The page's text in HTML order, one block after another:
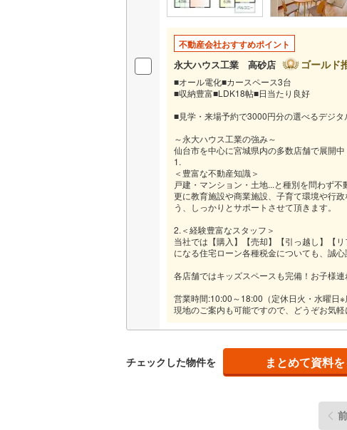
不動産会社おすすめポイント
永大ハウス工業 高砂店 ゴールド
■オール電化■カースペース3台
■収納豊富■LDK18帖■日当たり良好
■見学・来場予約で3000円分の選べるデジ
～永大ハウス工業の強み～
仙台市を中心に宮城県内の多数店舗で展開
1.
＜豊富な不動産知識＞
戸建・マンション・土地...と種別を問わず不
更に教育施設や商業施設、子育て環境や行
う、しっかりとサポートさせて頂きます。
2.＜経験豊富なスタッフ＞
当社では【購入】【売却】【引っ越し】【
になる住宅ローン各種税金についても、誠心
各店舗ではキッズスペースも完備！お子様連
営業時間:10:00～18:00（定休日火・水曜日※
現地のご案内も可能ですので、どうぞお気軽
チェックした物件を まとめて資料